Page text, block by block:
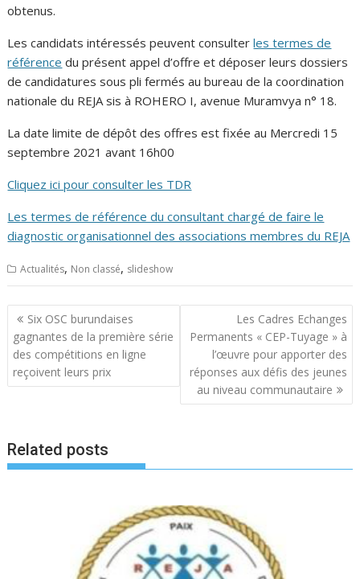
obtenus.
Les candidats intéressés peuvent consulterles termes de
référence du présent appel d’offre et déposer leurs dossiers
de candidatures sous pli fermés au bureau de la coordination
nationale du REJA sis à ROHERO I, avenue Muramvya n° 18.
La date limite de dépôt des offres est fixée au Mercredi 15
septembre 2021 avant 16h00
Cliquez ici pour consulter les TDR
Les termes de référence du consultant chargé de faire le
diagnostic organisationnel des associations membres du REJA
Actualités, Non classé, slideshow
Navigation
de
l’article
Six OSC burundaises
gagnantes de la première série
des compétitions en ligne
reçoivent leurs prix
Les Cadres Echanges
Permanents « CEP-Tuyage » à
l’œuvre pour apporter des
réponses aux défis des jeunes
au niveau communautaire
Related posts